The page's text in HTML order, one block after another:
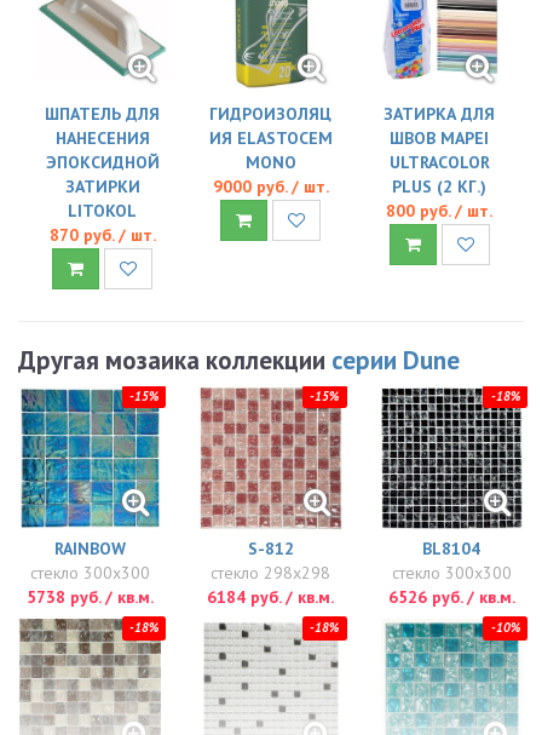
ШПАТЕЛЬ ДЛЯ
НАНЕСЕНИЯ
ЭПОКСИДНОЙ
ЗАТИРКИ
LITOKOL
870 руб. / шт.
ГИДРОИЗОЛЯЦ
ИЯ ELASTOCEM
MONO
9000 руб. / шт.
ЗАТИРКА ДЛЯ
ШВОВ MAPEI
ULTRACOLOR
PLUS (2 КГ.)
800 руб. / шт.
Другая мозаика коллекции серии Dune
-15%
RAINBOW
стекло 300x300
5738 руб. / кв.м.
-15%
S-812
стекло 298x298
6184 руб. / кв.м.
-18%
BL8104
стекло 300x300
6526 руб. / кв.м.
-18% -18% -10%